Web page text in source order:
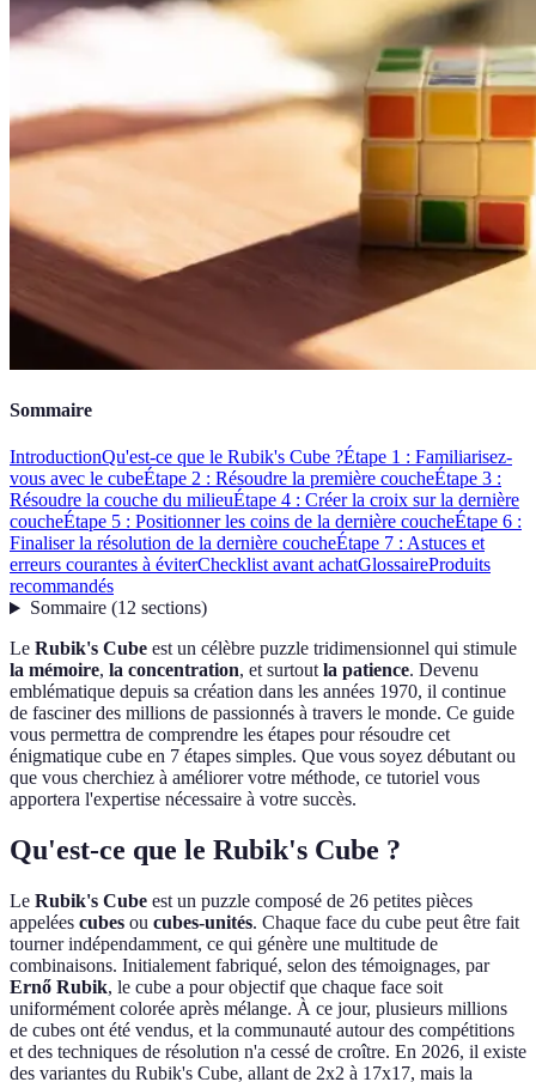
Sommaire
IntroductionQu'est-ce que le Rubik's Cube ?Étape 1 : Familiarisez-
vous avec le cubeÉtape 2 : Résoudre la première coucheÉtape 3 :
Résoudre la couche du milieuÉtape 4 : Créer la croix sur la dernière
coucheÉtape 5 : Positionner les coins de la dernière coucheÉtape 6 :
Finaliser la résolution de la dernière coucheÉtape 7 : Astuces et
erreurs courantes à éviterChecklist avant achatGlossaireProduits
recommandés
Sommaire(12 sections)
Le Rubik's Cube est un célèbre puzzle tridimensionnel qui stimule
la mémoire, la concentration, et surtoutla patience. Devenu
emblématique depuis sa création dans les années 1970, il continue
de fasciner des millions de passionnés à travers le monde. Ce guide
vous permettra de comprendre les étapes pour résoudre cet
énigmatique cube en 7 étapes simples. Que vous soyez débutant ou
que vous cherchiez à améliorer votre méthode, ce tutoriel vous
apportera l'expertise nécessaire à votre succès.
Qu'est-ce que le Rubik's Cube ?
Le Rubik's Cube est un puzzle composé de 26 petites pièces
appelées cubes ou cubes-unités. Chaque face du cube peut être fait
tourner indépendamment, ce qui génère une multitude de
combinaisons. Initialement fabriqué, selon des témoignages, par
Ernő Rubik, le cube a pour objectif que chaque face soit
uniformément colorée après mélange. À ce jour, plusieurs millions
de cubes ont été vendus, et la communauté autour des compétitions
et des techniques de résolution n'a cessé de croître. En 2026, il existe
des variantes du Rubik's Cube, allant de 2x2 à 17x17, mais la